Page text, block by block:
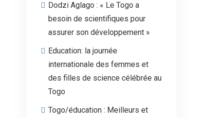
Dodzi Aglago : « Le Togo a
besoin de scientifiques pour
assurer son développement »
Education: la journée
internationale des femmes et
des filles de science célébrée au
Togo
Togo/éducation : Meilleurs et